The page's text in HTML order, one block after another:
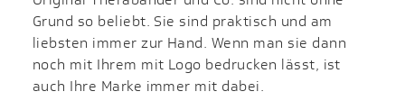
Grund so beliebt. Sie sind praktisch und am
liebsten immer zur Hand. Wenn man sie dann
noch mit Ihrem mit Logo bedrucken lässt, ist
auch Ihre Marke immer mit dabei.